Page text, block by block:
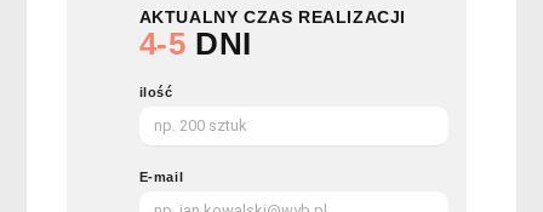
AKTUALNY CZAS REALIZACJI
4-5 DNI
ilość
E-mail